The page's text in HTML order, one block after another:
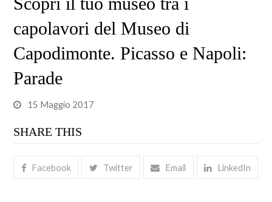
capolavori del Museo di
Capodimonte. Picasso e Napoli:
Parade
15 Maggio 2017
SHARE THIS
Facebook Twitter Email LinkedIn